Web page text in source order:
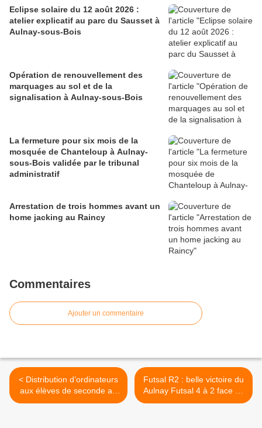
Eclipse solaire du 12 août 2026 :
atelier explicatif au parc du Sausset à
Aulnay-sous-Bois
Opération de renouvellement des
marquages au sol et de la
signalisation à Aulnay-sous-Bois
La fermeture pour six mois de la
mosquée de Chanteloup à Aulnay-
sous-Bois validée par le tribunal
administratif
Arrestation de trois hommes avant un
home jacking au Raincy
Commentaires
Ajouter un commentaire
< Distribution d’ordinateurs
aux élèves de seconde au
lycée du protectorat Saint-
Futsal R2 : belle victoire du
Aulnay Futsal 4 à 2 face au
Vecteur Sport de Limay >